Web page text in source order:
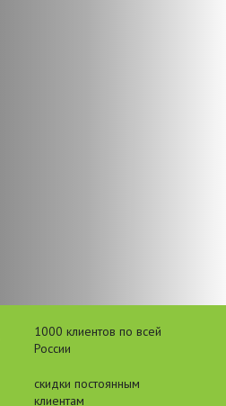
1000 клиентов по всей
России
скидки постоянным
клиентам